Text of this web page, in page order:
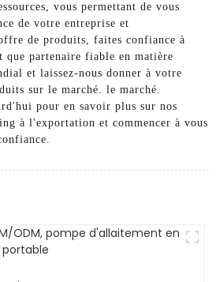
vous permettant de vous
de votre entreprise et
de produits, faites confiance à
que partenaire fiable en matière
et laissez-nous donner à votre
sur le marché. le marché.
pour en savoir plus sur nos
à l'exportation et commencer à vous